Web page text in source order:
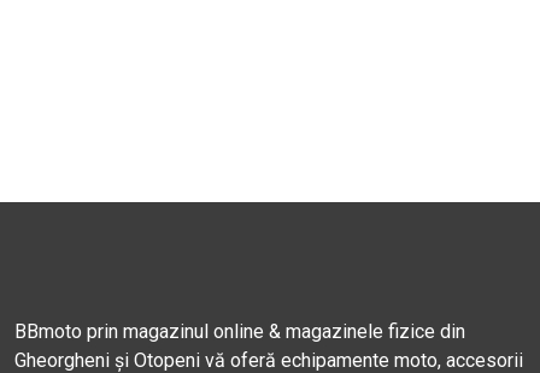
BBmoto prin magazinul online & magazinele fizice din
Gheorgheni și Otopeni vă oferă echipamente moto, accesorii